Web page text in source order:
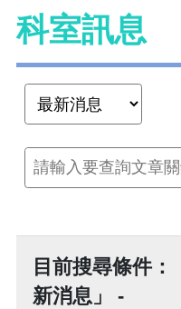
科室訊息
目前搜尋條件
新消息」 -